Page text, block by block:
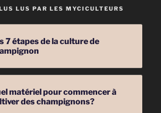
LUS PAR LES MYCICULTEURS
7 étapes de la culture de
matériel pour commencer à
des champignons?